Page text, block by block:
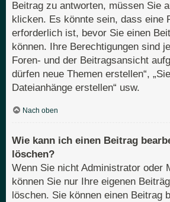
Beitrag zu antworten, müssen Sie
klicken. Es könnte sein, dass eine
erforderlich ist, bevor Sie einen
können. Ihre Berechtigungen sind
Foren- und der Beitragsansicht
dürfen neue Themen erstellen“,
Dateianhänge erstellen“ usw.
Nach oben
Wie kann ich einen Beitrag
löschen?
Wenn Sie nicht Administrator oder
können Sie nur Ihre eigenen
löschen. Sie können einen Beitrag